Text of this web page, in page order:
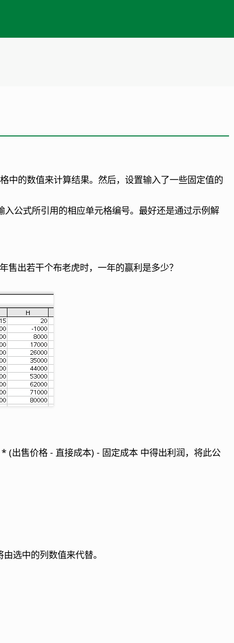
中的数值来计算结果。然后，设置输入了一些固定值的
入公式所引用的相应单元格编号。最好还是通过示例解
出若干个布老虎时，一年的赢利是多少？
(出售价格 - 直接成本) - 固定成本 中得出利润，将此公
选中的列数值来代替。